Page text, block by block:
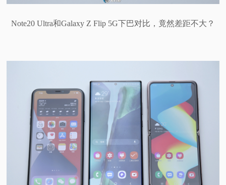
Note20 Ultra和Galaxy Z Flip 5G下巴对比，竟然差距不大？